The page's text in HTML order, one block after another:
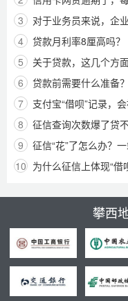
3
对于业务员来说，企业
4
贷款月利率8厘高吗？
5
关于贷款，这几个方
6
贷款前需要什么准备？
7
支付宝“借呗”记录，
8
征信查询次数爆了贷
9
征信“花”了怎么办？
10 为什么征信上体现“借呗
攀西